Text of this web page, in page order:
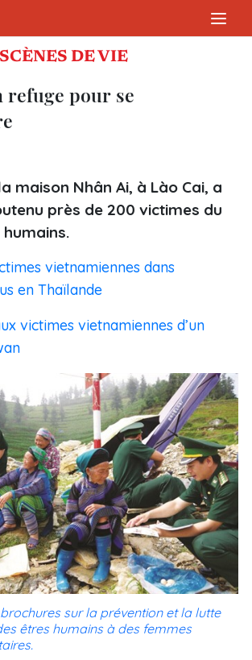
SCÈNES DE VIE
refuge pour se
maison Nhân Ai, à Lào Cai, a
près de 200 victimes du
vietnamiennes dans
en Thaïlande
victimes vietnamiennes d’un
sur la prévention et la lutte
êtres humains à des femmes